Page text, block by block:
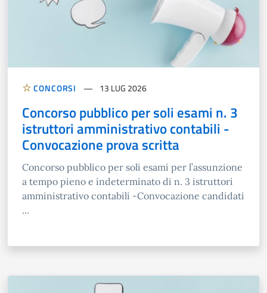
CONCORSI 13 LUG 2026
Concorso pubblico per soli esami n. 3
istruttori amministrativo contabili -
Convocazione prova scritta
Concorso pubblico per soli esami per l’assunzione
a tempo pieno e indeterminato di n. 3 istruttori
amministrativo contabili -Convocazione candidati
...